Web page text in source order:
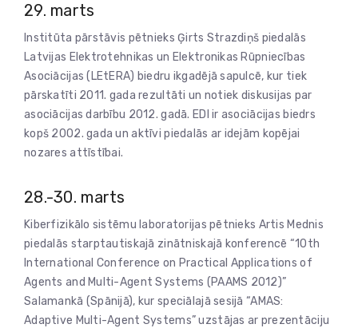
29. marts
Institūta pārstāvis pētnieks Ģirts Strazdiņš piedalās
Latvijas Elektrotehnikas un Elektronikas Rūpniecības
Asociācijas (LEtERA) biedru ikgadējā sapulcē, kur tiek
pārskatīti 2011. gada rezultāti un notiek diskusijas par
asociācijas darbību 2012. gadā. EDI ir asociācijas biedrs
kopš 2002. gada un aktīvi piedalās ar idejām kopējai
nozares attīstībai.
28.-30. marts
Kiberfizikālo sistēmu laboratorijas pētnieks Artis Mednis
piedalās starptautiskajā zinātniskajā konferencē “10th
International Conference on Practical Applications of
Agents and Multi-Agent Systems (PAAMS 2012)”
Salamankā (Spānijā), kur speciālajā sesijā “AMAS:
Adaptive Multi-Agent Systems” uzstājas ar prezentāciju